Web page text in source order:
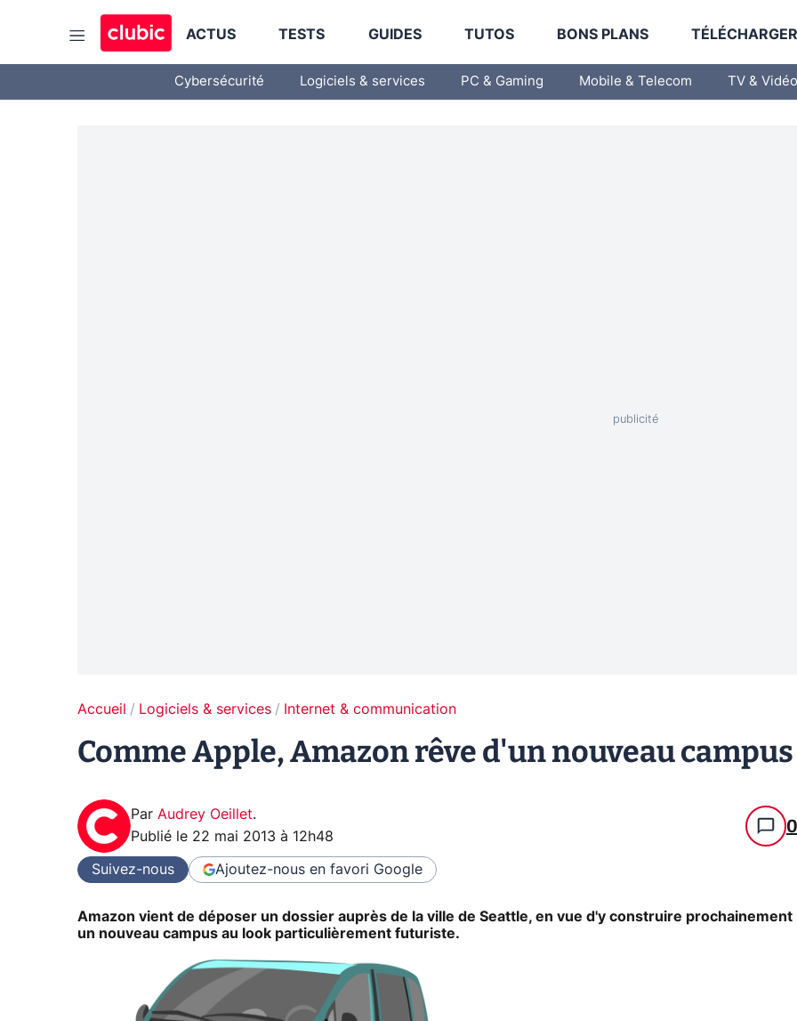
ACTUS TESTS GUIDES TUTOS BONS PLANS
Cybersécurité Logiciels & services PC & Gaming Mobile & Telecom TV & Vidéo
Accueil Logiciels & services Internet & communication
Comme Apple, Amazon rêve d'un nouveau campus
Par Audrey Oeillet.
Publié le 22 mai 2013 à 12h48 0
Suivez-nous Ajoutez-nous en favori Google
Amazon vient de déposer un dossier auprès de la ville de Seattle, en vue d'y construire prochainement
un nouveau campus au look particulièrement futuriste.